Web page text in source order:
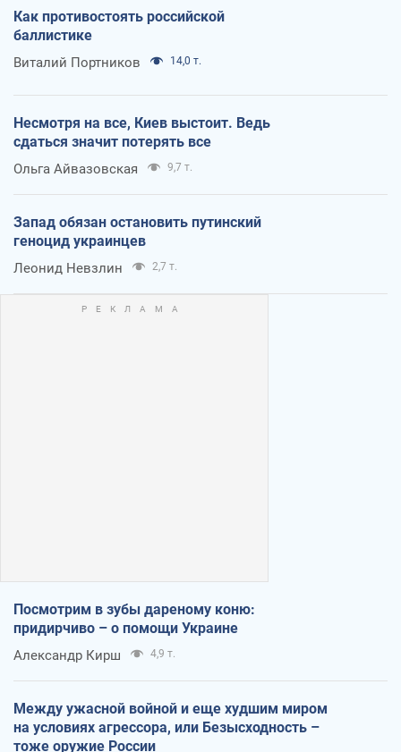
Как противостоять российской
баллистике
Виталий Портников 14,0 т.
Несмотря на все, Киев выстоит. Ведь
сдаться значит потерять все
Ольга Айвазовская 9,7 т.
Запад обязан остановить путинский
геноцид украинцев
Леонид Невзлин 2,7 т.
Посмотрим в зубы дареному коню:
придирчиво – о помощи Украине
Александр Кирш 4,9 т.
Между ужасной войной и еще худшим миром
на условиях агрессора, или Безысходность –
тоже оружие России